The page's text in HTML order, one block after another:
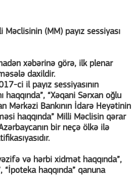
(MM) payız sessiyası
xəbərinə görə, ilk plenar
daxildir.
ci il payız sessiyasının
“Xəqani Sərxan oğlu
Mərkəzi Bankının İdarə Heyətinin
haqqında” Milli Məclisin qərar
bir neçə ölkə ilə
və hərbi xidmət haqqında”,
“İpoteka haqqında” qanuna